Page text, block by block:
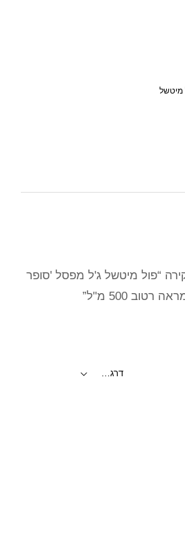
מיטשל
“פול מיטשל ג'ל מפסל 'סופר
500 מ"ל”